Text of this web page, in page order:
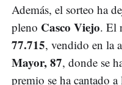
Además, el sorteo ha
pleno Casco Viejo. El
77.715, vendido en la
Mayor, 87, donde se
premio se ha cantado a